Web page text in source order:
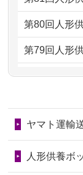
ました。お...
ので、お願...
2026/06/28
いたことが...
るのですか？
しょうか？
2024/01/04
第80回人
第79回人
第78回人
第76回人
第75回人
ヤマト運輸
人形供養ボ